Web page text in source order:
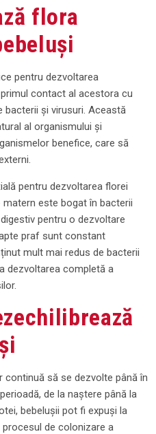
flora
pentru dezvoltarea
contact al acestora cu
bacterii și virusuri. Această
al organismului și
benefice, care să
pentru dezvoltarea florei
matern este bogat în bacterii
pentru o dezvoltare
praf sunt constant
mult mai redus de bacterii
dezvoltarea completă a
să se dezvolte până în
de la naștere până la
bebelușii pot fi expuși la
de colonizare a